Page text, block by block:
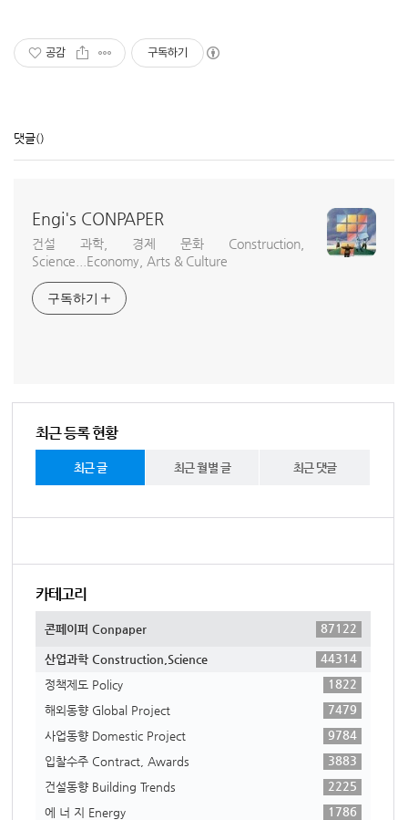
공감 구독하기
댓글()
Engi's CONPAPER
건설 과학, 경제 문화 Construction,
Science...Economy, Arts & Culture
구독하기
최근 등록 현황
최근 글 최근 월별 글 최근 댓글
카테고리
콘페이퍼 Conpaper 87122
산업과학 Construction,Science
44314
정책제도 Policy
1822
해외동향 Global Project
7479
사업동향 Domestic Project
9784
입찰수주 Contract, Awards
3883
건설동향 Building Trends
2225
에 너 지 Energy
1786